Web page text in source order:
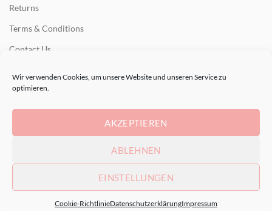
Wir verwenden Cookies, um unsere Website und unseren Service zu
optimieren.
AKZEPTIEREN
ABLEHNEN
EINSTELLUNGEN
Cookie-RichtlinieDatenschutzerklärungImpressum
Returns
Terms & Conditions
Contact Us
Our Sitemap
RECENT POSTS
2021 - Land&Art.